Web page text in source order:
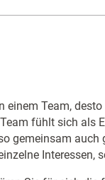
einem Team,
fühlt sich als
gemeinsam auch
Interessen,